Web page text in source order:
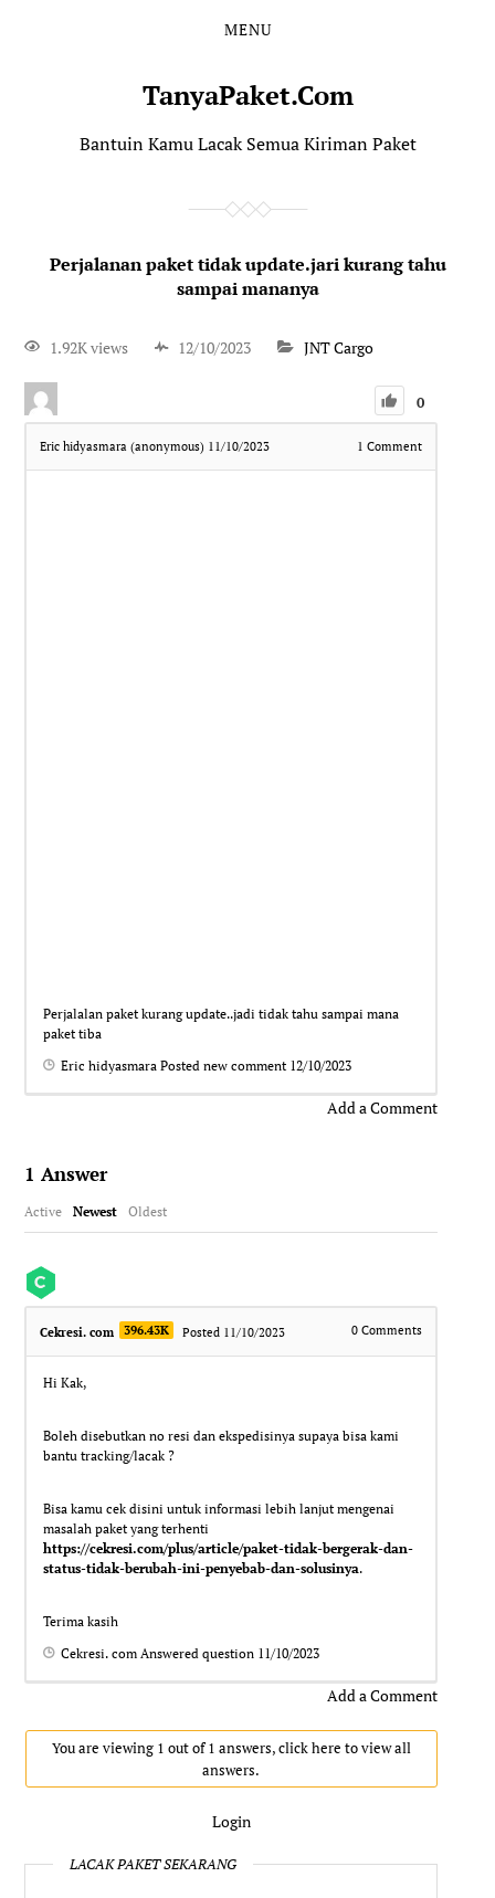
MENU
TanyaPaket.Com
Bantuin Kamu Lacak Semua Kiriman Paket
Perjalanan paket tidak update.jari kurang tahu
sampai mananya
1.92K views 12/10/2023 JNT Cargo
0
Eric hidyasmara (anonymous) 11/10/2023 1 Comment
Perjalalan paket kurang update..jadi tidak tahu sampai mana
paket tiba
Eric hidyasmara Posted new comment 12/10/2023
Add a Comment
1 Answer
Active Newest Oldest
Cekresi. com 396.43K Posted 11/10/2023 0Comments
Hi Kak,
Boleh disebutkan no resi dan ekspedisinya supaya bisa kami
bantu tracking/lacak ?
Bisa kamu cek disini untuk informasi lebih lanjut mengenai
masalah paket yang terhenti
https://cekresi.com/plus/article/paket-tidak-bergerak-dan-
status-tidak-berubah-ini-penyebab-dan-solusinya.
Terima kasih
Cekresi. com Answered question 11/10/2023
Add a Comment
You are viewing 1 out of 1 answers, click here to view all
answers.
Login
LACAK PAKET SEKARANG